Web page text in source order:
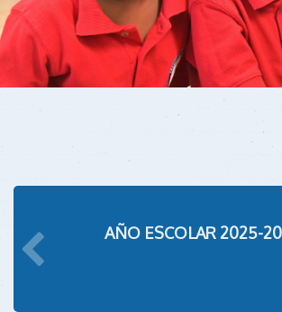
AÑO ESCOLAR 2025-